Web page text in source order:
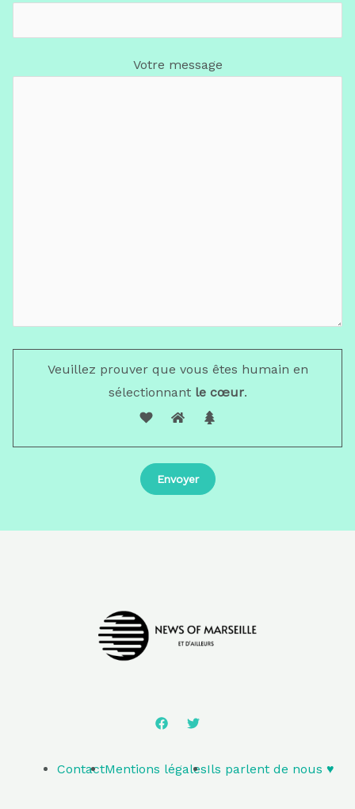
Votre message
Veuillez prouver que vous êtes humain en
sélectionnantle cœur.
ContactMentions légalesIls parlent de nous ♥️